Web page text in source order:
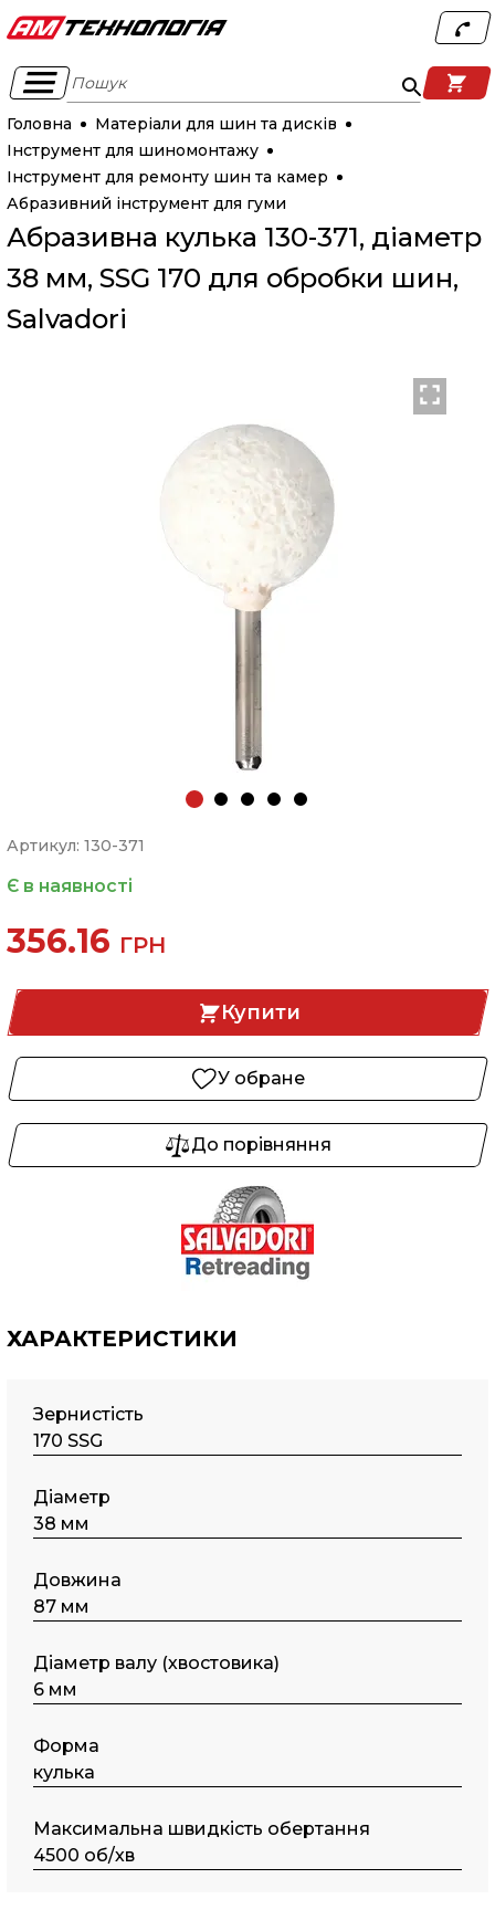
Пошук
Головна
Матеріали для шин та дисків
Інструмент для шиномонтажу
Інструмент для ремонту шин та камер
Абразивний інструмент для гуми
Абразивна кулька 130-371, діаметр
38 мм, SSG 170 для обробки шин,
Salvadori
Артикул: 130-371
Є в наявності
356.16 ГРН
Купити
У обране
До порівняння
ХАРАКТЕРИСТИКИ
Зернистість
170 SSG
Діаметр
38 мм
Довжина
87 мм
Діаметр валу (хвостовика)
6 мм
Форма
кулька
Максимальна швидкість обертання
4500 об/хв